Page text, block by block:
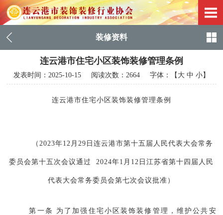
装修资料
连云港市住宅小区装饰装修管理条例
发表时间： 2025-10-15阅读次数：2664 字体：【 大 中 小】
连云港市住宅小区装饰装修管理条例
（2023年12月29日连云港市第十五届人民代表大会常务
委员会第十五次会议通过 2024年1月12日江苏省第十四届人民
代表大会常务委员会第七次会议批准）
第一条 为了加强住宅小区装饰装修管理，维护公共安